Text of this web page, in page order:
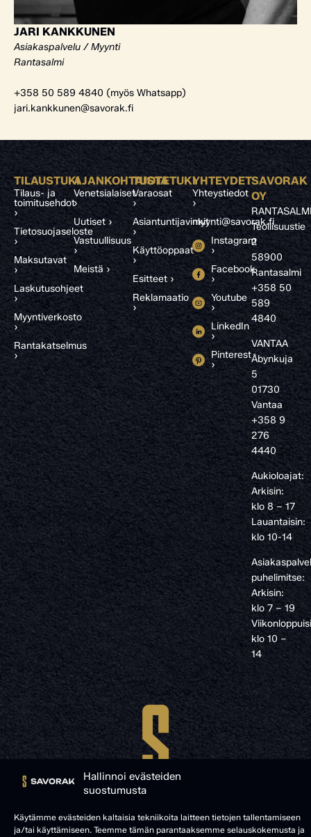
Hallinnoi evästeiden
suostumusta
Käytämme evästeiden kaltaisia tekniikoita laitteen tietojen tallentamiseen
ja/tai käyttämiseen. Teemme tämän parantaaksemme selauskokemusta ja
JARI KANKKUNEN
Asiakaspalvelu / Myynti
Rantasalmi
+358 50 589 4840 (myös Whatsapp)
jari.kankkunen@savorak.fi
TILAUSTUKI
Tilaus- ja
toimitusehdot
›
Tietosuojaseloste
›
Maksutavat
›
Laskutusohjeet
›
Myyntiverkosto
›
Rantakatselmus
›
AJANKOHTAISTA
Venetsialaiset
›
Uutiset ›
Vastuullisuus
›
Meistä ›
TUOTETUKI
Varaosat
›
Asiantuntijavinkit
›
Käyttöoppaat
›
Esitteet ›
Reklamaatio
›
YHTEYDET
Yhteystiedot
›
myynti@savorak.fi
Instagram
›
Facebook
›
Youtube
›
LinkedIn
›
Pinterest
›
SAVORAK
OY
Teollisuustie
2
58900
Rantasalmi
+358 50
589
4840
VANTAA
Åbynkuja
5
01730
Vantaa
+358 9
276
4440
Aukioloajat:
Arkisin:
klo 8 – 17
Lauantaisin:
klo 10-14
puhelimitse:
Arkisin:
klo 7 – 19
klo 10 –
14